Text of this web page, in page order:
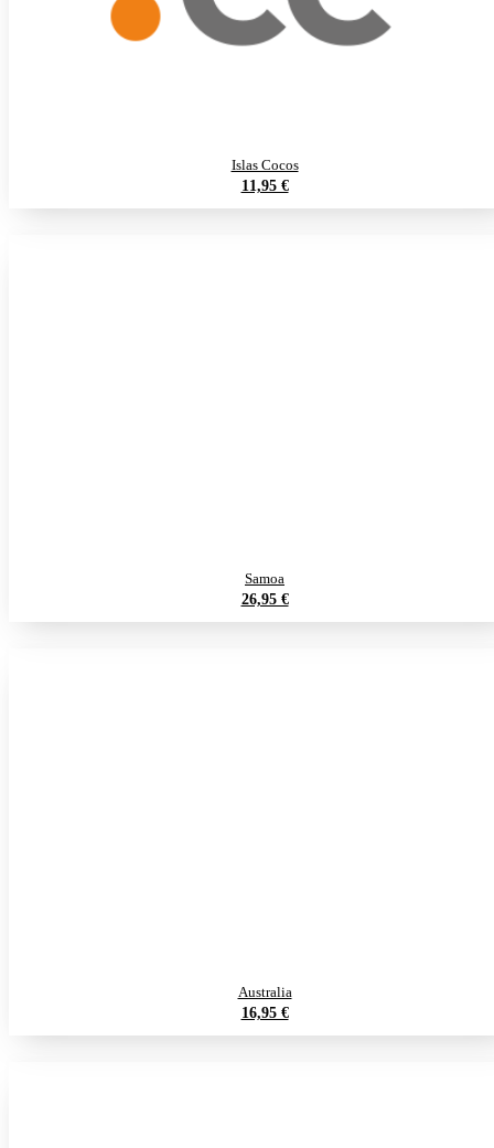
Islas Cocos
11,95 €
Samoa
26,95 €
Australia
16,95 €